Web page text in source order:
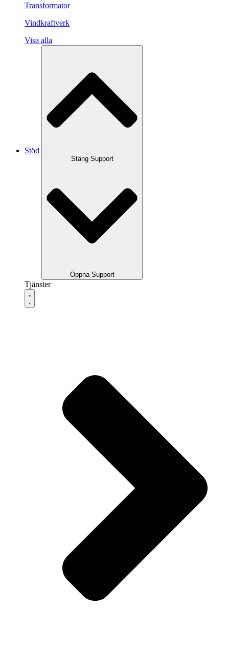
Transformator
Vindkraftverk
Visa alla
Stöd
Stäng Support
Öppna Support
Tjänster